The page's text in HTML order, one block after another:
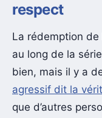
respect
La rédemption
au long de la
bien, mais il y a
agressif dit la
que d’autres